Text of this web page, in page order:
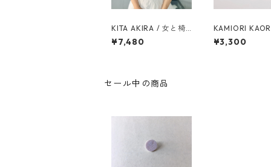
KITA AKIRA / 女と椅
子 SPECIAL BOX
¥7,480
KAMIORI
ANCLAITEUX
¥3,300
セール中の商品